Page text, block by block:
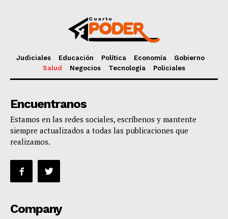
Judiciales Educación Política Economía
Gobierno
Salud
Negocios Tecnología Policiales
Encuentranos
Estamos en las redes sociales, escríbenos y mantente
siempre actualizados a todas las publicaciones que
realizamos.
Company